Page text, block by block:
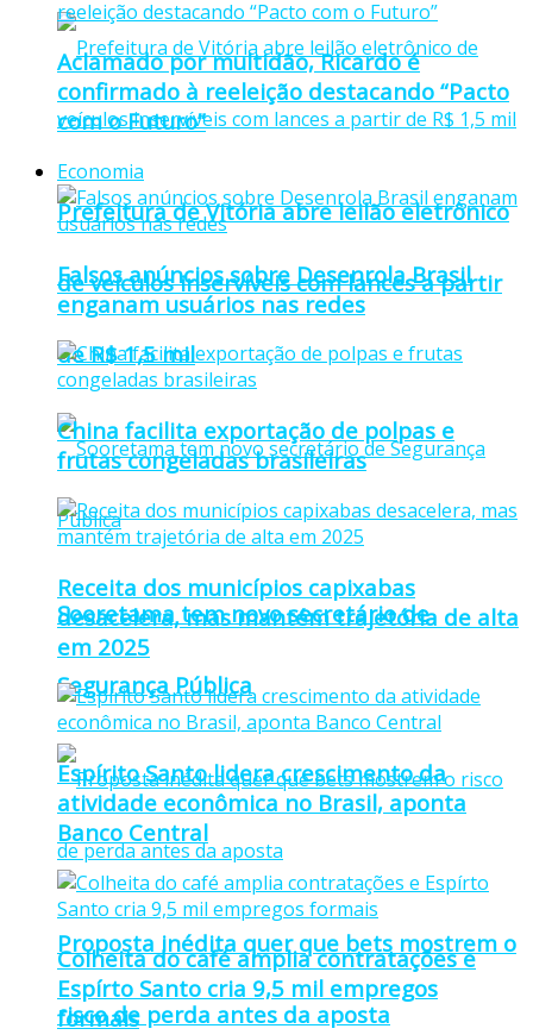
Prefeitura de Vitória abre leilão eletrônico
de veículos inservíveis com lances a partir
de R$ 1,5 mil
Sooretama tem novo secretário de
Segurança Pública
Proposta inédita quer que bets mostrem o
risco de perda antes da aposta
Aclamado por multidão, Ricardo é
confirmado à reeleição destacando “Pacto
com o Futuro”
Economia
Falsos anúncios sobre Desenrola Brasil
enganam usuários nas redes
China facilita exportação de polpas e
frutas congeladas brasileiras
Receita dos municípios capixabas
desacelera, mas mantém trajetória de alta
em 2025
Espírito Santo lidera crescimento da
atividade econômica no Brasil, aponta
Banco Central
Colheita do café amplia contratações e
Espírto Santo cria 9,5 mil empregos
formais